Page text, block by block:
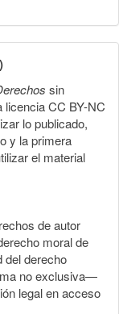
sin
CC BY-NC
lo publicado,
y la primera
el material
de autor
moral de
del derecho
no exclusiva—
legal en acceso